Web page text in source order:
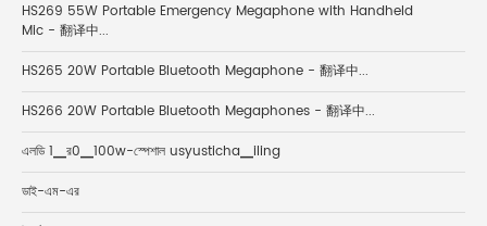
HS269 55W Portable Emergency Megaphone with Handheld
Mic - 翻译中...
HS265 20W Portable Bluetooth Megaphone - 翻译中...
HS266 20W Portable Bluetooth Megaphones - 翻译中...
এলডি 1▁র0▁100w-স্পেশাল usyusticha▁iling
ডাই-এম-এর